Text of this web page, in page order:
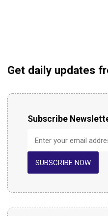
Get daily updates
Subscribe
SUBSCRIBE NOW